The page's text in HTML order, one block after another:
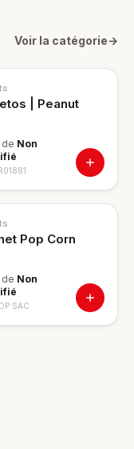
Voir la catégorie→
| Peanut
de Non
Pop Corn
de Non
SAC